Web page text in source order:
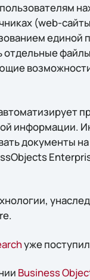
(web-
единой
отдельные
информации.
документы
уже
Business